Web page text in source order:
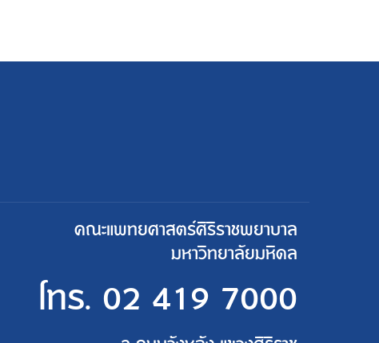
คณะแพทยศาสตร์ศิริราชพยาบาล
มหาวิทยาลัยมหิดล
โทร. 02 419 7000